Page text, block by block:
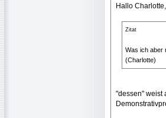
Hallo Charlotte,
Zitat
Was ich aber
(Charlotte)
"dessen" weist